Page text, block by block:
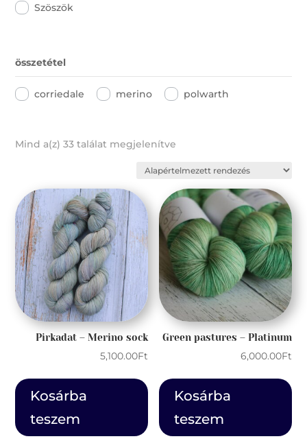
Szöszök
összetétel
corriedale merino polwarth
Mind a(z) 33 találat megjelenítve
Pirkadat – Merino sock
5,100.00Ft
Kosárba
teszem
Green pastures – Platinum
6,000.00Ft
Kosárba
teszem